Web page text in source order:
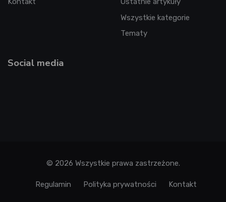
Wszystkie kategorie
Tematy
Social media
© 2026 Wszystkie prawa zastrzeżone.
Regulamin Polityka prywatności Kontakt